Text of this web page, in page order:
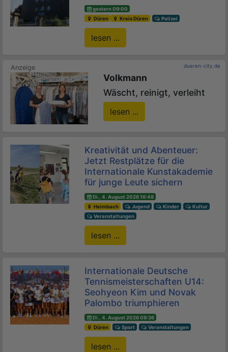
gestern 09:00
Düren
Kreis Düren Polizei
lesen ...
dueren-city.de
Volkmann
Wäscht, reinigt, verleiht
lesen ...
Kreativität und Abenteuer:
Jetzt Restplätze für die
Internationale Kunstakademie
für junge Leute sichern
Di., 4. August 2026 16:48
Heimbach
Jugend Kinder
Kultur
Veranstaltungen
lesen ...
Internationale Deutsche
Tennismeisterschaften U14:
Seohyeon Kim und Novak
Palombo triumphieren
Di., 4. August 2026 09:36
Düren
Sport Veranstaltungen
lesen ...